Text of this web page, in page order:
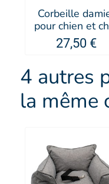
Corbeille
pour chien et
Doudouzen -
MARTIN27,50 €
4 autres
la même